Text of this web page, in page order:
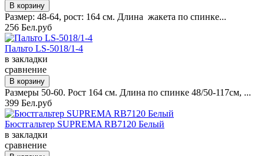
Размер: 48-64, рост: 164 см. Длина жакета по спинке...
256 Бел.руб
Пальто LS-5018/1-4
в закладки
сравнение
Размеры 50-60. Рост 164 см. Длина по спинке 48/50-117см, ...
399 Бел.руб
Бюстгальтер SUPREMA RB7120 Белый
в закладки
сравнение